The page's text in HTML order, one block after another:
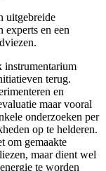
uitgebreide
experts en een
instrumentarium
terug.
en
maar vooral
onderzoeken per
op te helderen.
om gemaakte
maar dient wel
te worden